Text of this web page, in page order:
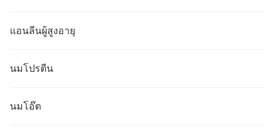
แอนลีนผู้สูงอายุ
นมโปรตีน
นมโอ๊ต